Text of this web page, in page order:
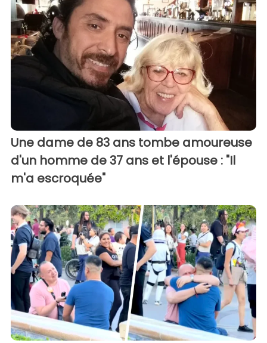
Une dame de 83 ans tombe amoureuse
d'un homme de 37 ans et l'épouse : "Il
m'a escroquée"